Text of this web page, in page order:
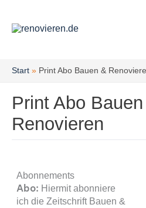
springen
Start Print Abo Bauen &
Print Abo
Renovieren
Abonnements
Abo: Hiermit abonniere
ich die Zeitschrift Bauen &